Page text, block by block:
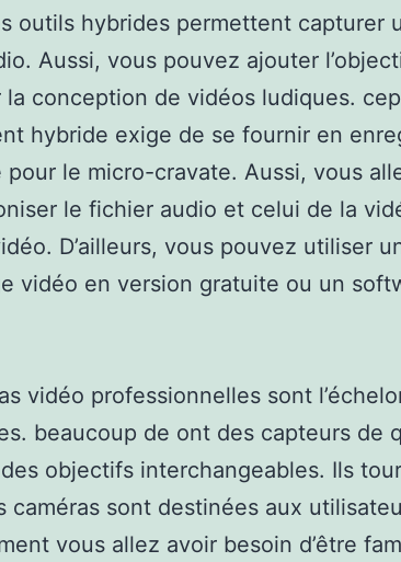
outils hybrides permettent capturer
Aussi, vous pouvez ajouter
la conception de vidéos ludiques.
hybride exige de se fournir en
pour le micro-cravate. Aussi, vous
le fichier audio et celui de la
D’ailleurs, vous pouvez utiliser
vidéo en version gratuite ou un
vidéo professionnelles sont
beaucoup de ont des capteurs de
objectifs interchangeables. Ils
caméras sont destinées aux
vous allez avoir besoin d’être